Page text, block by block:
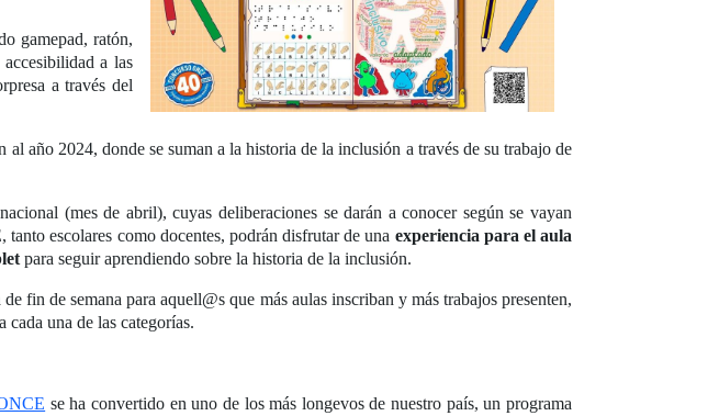
gamepad, ratón,
a las
a través del
año 2024, donde se suman a la historia de la inclusión a través de su trabajo de
(mes de abril), cuyas deliberaciones se darán a conocer según se vayan
escolares como docentes, podrán disfrutar de una experiencia para el aula
para seguir aprendiendo sobre la historia de la inclusión.
fin de semana para aquell@s que más aulas inscriban y más trabajos presenten,
una de las categorías.
se ha convertido en uno de los más longevos de nuestro país, un programa